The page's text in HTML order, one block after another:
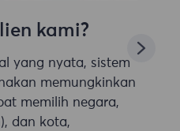
kami?
yang nyata, sistem
memungkinkan
memilih negara,
dan kota,